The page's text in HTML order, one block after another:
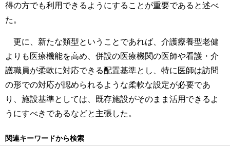
得の方でも利用できるようにすることが重要であると述べ
た。
更に、新たな類型ということであれば、介護療養型老健
よりも医療機能を高め、併設の医療機関の医師や看護・介
護職員が柔軟に対応できる配置基準とし、特に医師は訪問
の形での対応が認められるような柔軟な設定が必要であ
り、施設基準としては、既存施設がそのまま活用できるよ
うにすべきであるなどと主張した。
関連キーワードから検索